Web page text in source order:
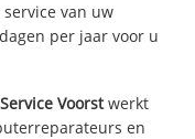
van uw
per jaar voor u
Voorstwerkt
en